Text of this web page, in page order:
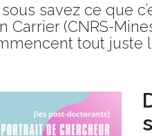
savez ce que
Carrier (CNRS-
tout juste